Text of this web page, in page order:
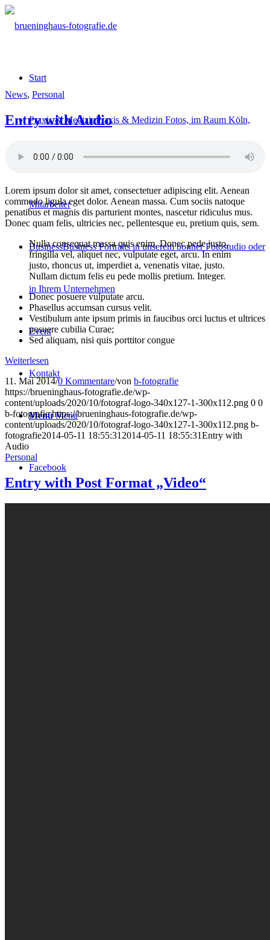
Start
Praxis & MedizinPraxis & Medizin Fotos, im Raum Köln,
Bonn. Arzt-Praxen, Medizin Technik, Krankenhäuser,
Mitarbeiter
BusinessBusiness Portraits in unserem bonner Fotostudio oder
in Ihrem Unternehmen
Event
Kontakt
Menü Menü
Facebook
News, Personal
Entry with Audio
Lorem ipsum dolor sit amet, consectetuer adipiscing elit. Aenean
commodo ligula eget dolor. Aenean massa. Cum sociis natoque
penatibus et magnis dis parturient montes, nascetur ridiculus mus.
Donec quam felis, ultricies nec, pellentesque eu, pretium quis, sem.
Nulla consequat massa quis enim. Donec pede justo,
fringilla vel, aliquet nec, vulputate eget, arcu. In enim
justo, rhoncus ut, imperdiet a, venenatis vitae, justo.
Nullam dictum felis eu pede mollis pretium. Integer.
Donec posuere vulputate arcu.
Phasellus accumsan cursus velit.
Vestibulum ante ipsum primis in faucibus orci luctus et ultrices
posuere cubilia Curae;
Sed aliquam, nisi quis porttitor congue
Weiterlesen
11. Mai 2014/0 Kommentare/von b-fotografie
https://brueninghaus-fotografie.de/wp-
content/uploads/2020/10/fotograf-logo-340x127-1-300x112.png 0 0
b-fotografie https://brueninghaus-fotografie.de/wp-
content/uploads/2020/10/fotograf-logo-340x127-1-300x112.png b-
fotografie2014-05-11 18:55:31 2014-05-11 18:55:31Entry with
Audio
Personal
Entry with Post Format „Video“